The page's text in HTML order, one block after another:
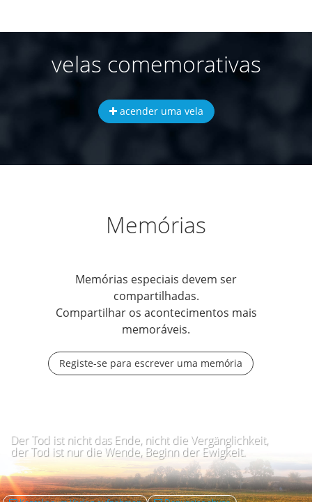
velas comemorativas
acender uma vela
Memórias
Memórias especiais devem ser
compartilhadas.
Compartilhar os acontecimentos mais
memoráveis.
Registe-se para escrever uma memória
Der Tod ist nicht das Ende, nicht die Vergänglichkeit,
der Tod ist nur die Wende, Beginn der Ewigkeit.